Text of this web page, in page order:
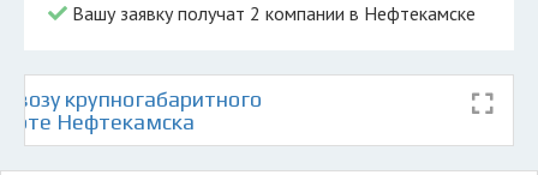
Вашу заявку получат 2 компании в Нефтекамске
крупногабаритного
Нефтекамска